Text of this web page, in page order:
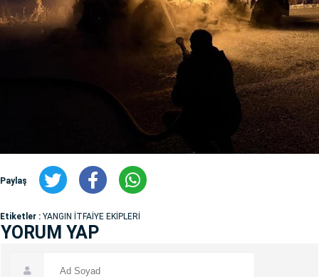
Paylaş
Etiketler : YANGIN İTFAİYE EKİPLERİ
YORUM YAP